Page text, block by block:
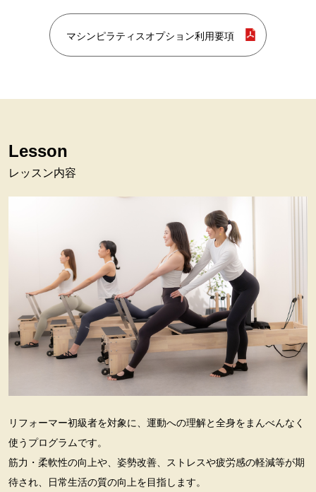
マシンピラティスオプション利用要項
Lesson
レッスン内容
リフォーマー初級者を対象に、運動への理解と全身をまんべんなく
使うプログラムです。
筋力・柔軟性の向上や、姿勢改善、ストレスや疲労感の軽減等が期
待され、日常生活の質の向上を目指します。